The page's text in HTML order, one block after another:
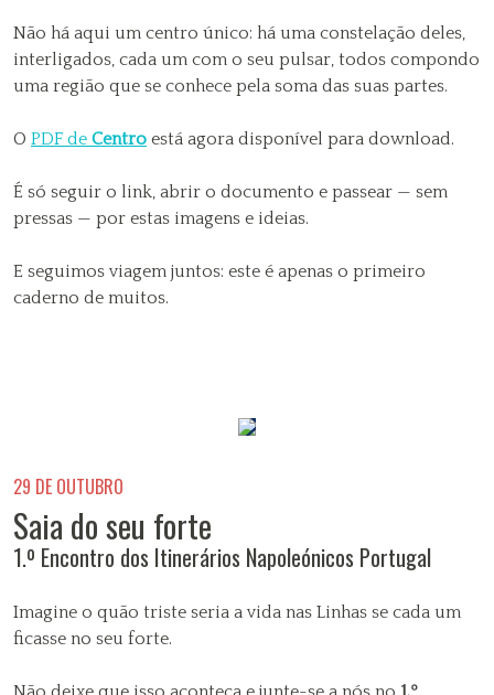
Não há aqui um centro único: há uma constelação deles,
interligados, cada um com o seu pulsar, todos compondo
uma região que se conhece pela soma das suas partes.
O PDF de Centro está agora disponível para download.
É só seguir o link, abrir o documento e passear — sem
pressas — por estas imagens e ideias.
E seguimos viagem juntos: este é apenas o primeiro
caderno de muitos.
29 DE OUTUBRO
Saia do seu forte
1.º Encontro dos Itinerários Napoleónicos Portugal
Imagine o quão triste seria a vida nas Linhas se cada um
ficasse no seu forte.